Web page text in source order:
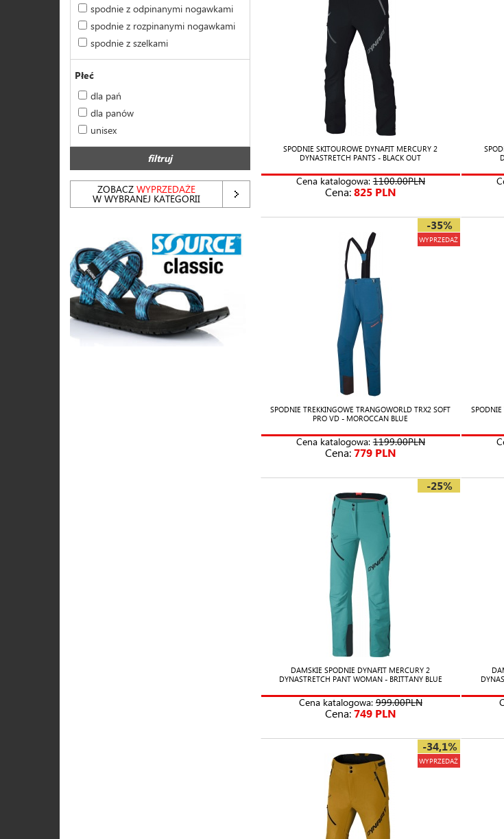
spodnie z odpinanymi nogawkami
spodnie z rozpinanymi nogawkami
spodnie z szelkami
Płeć
dla pań
dla panów
unisex
filtruj
ZOBACZWYPRZEDAŻE
W WYBRANEJ KATEGORII
SPODNIE SKITOUROWE DYNAFIT MERCURY 2
DYNASTRETCH PANTS - BLACK OUT
Cena katalogowa:1100.00PLN
Cena:825 PLN
-35%
WYPRZEDAŻ
SPODNIE TREKKINGOWE TRANGOWORLD TRX2 SOFT
PRO VD - MOROCCAN BLUE
Cena katalogowa:1199.00PLN
Cena:779 PLN
SPODNIE
-25%
DAMSKIE SPODNIE DYNAFIT MERCURY 2
DYNASTRETCH PANT WOMAN - BRITTANY BLUE
Cena katalogowa:999.00PLN
Cena:749 PLN
-34,1%
WYPRZEDAŻ